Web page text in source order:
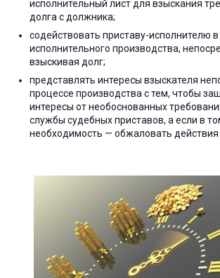
исполнительный лист для взыскания
долга с должника;
содействовать приставу-исполнителю
исполнительного производства,
взыскивая долг;
представлять интересы взыскателя
процессе производства с тем, чтобы
интересы от необоснованных
службы судебных приставов, а если в
необходимость — обжаловать действия